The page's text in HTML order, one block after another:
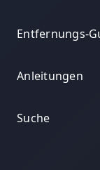
Entfernungs-
Anleitungen
Suche